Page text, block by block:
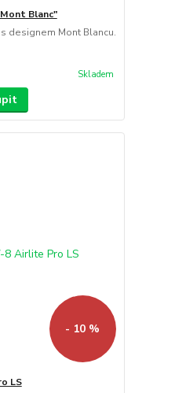
Blanc"
designem Mont Blancu.
Skladem
- 10 %
LS